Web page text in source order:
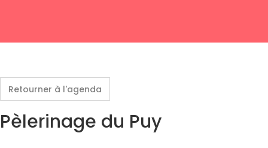
Retourner à l'agenda
Pèlerinage du Puy